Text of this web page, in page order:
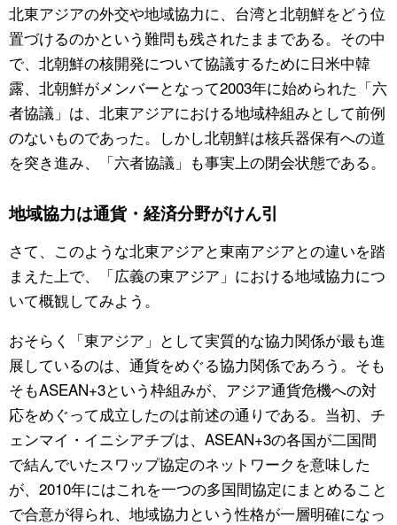
北東アジアの外交や地域協力に、台湾と北朝鮮をどう位
置づけるのかという難問も残されたままである。その中
で、北朝鮮の核開発について協議するために日米中韓
露、北朝鮮がメンバーとなって2003年に始められた「六
者協議」は、北東アジアにおける地域枠組みとして前例
のないものであった。しかし北朝鮮は核兵器保有への道
を突き進み、「六者協議」も事実上の閉会状態である。
地域協力は通貨・経済分野がけん引
さて、このような北東アジアと東南アジアとの違いを踏
まえた上で、「広義の東アジア」における地域協力につ
いて概観してみよう。
おそらく「東アジア」として実質的な協力関係が最も進
展しているのは、通貨をめぐる協力関係であろう。そも
そもASEAN+3という枠組みが、アジア通貨危機への対
応をめぐって成立したのは前述の通りである。当初、チ
ェンマイ・イニシアチブは、ASEAN+3の各国が二国間
で結んでいたスワップ協定のネットワークを意味した
が、2010年にはこれを一つの多国間協定にまとめること
で合意が得られ、地域協力という性格が一層明確になっ